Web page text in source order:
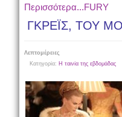
Περισσότερα...FURY
ΓΚΡΕΪΣ, ΤΟΥ
Λεπτομέρειες
Κατηγορία: Η ταινία της εβδομάδας